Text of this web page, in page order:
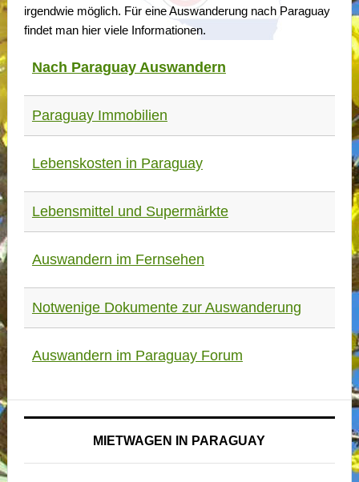
irgendwie möglich. Für eine Auswanderung nach Paraguay
findet man hier viele Informationen.
Nach Paraguay Auswandern
Paraguay Immobilien
Lebenskosten in Paraguay
Lebensmittel und Supermärkte
Auswandern im Fernsehen
Notwenige Dokumente zur Auswanderung
Auswandern im Paraguay Forum
MIETWAGEN IN PARAGUAY